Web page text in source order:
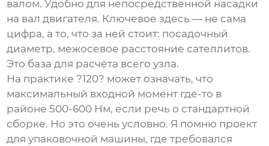
валом. Удобно для непосредственной насадки
на вал двигателя. Ключевое здесь — не сама
цифра, а то, что за ней стоит: посадочный
диаметр, межосевое расстояние сателлитов.
Это база для расчёта всего узла.
На практике ?120? может означать, что
максимальный входной момент где-то в
районе 500-600 Нм, если речь о стандартной
сборке. Но это очень условно. Я помню проект
для упаковочной машины, где требовался